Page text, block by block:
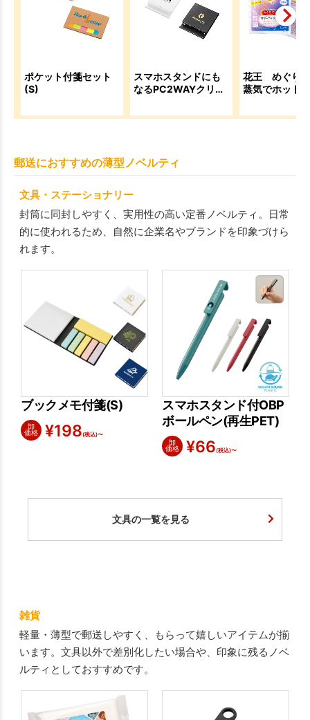
ポケット付箋セット
(S)
スマホスタンドにも
なるPC2WAYクリー
花王 めぐり
蒸気でホット
郵送におすすめの薄型ノベルティ
文具・ステーショナリー
封筒に同封しやすく、実用性の高い定番ノベルティ。日常
的に使われるため、自然に企業名やブランドを印象づけら
れます。
ブックメモ付箋(S)
卸
価格
¥198(税込)〜
スマホスタンド付OBP
ボールペン(再生PET)
卸
価格
¥66(税込)〜
文具の一覧を見る
雑貨
軽量・薄型で郵送しやすく、もらって嬉しいアイテムが揃
います。文具以外で差別化したい場合や、印象に残るノベ
ルティとしておすすめです。